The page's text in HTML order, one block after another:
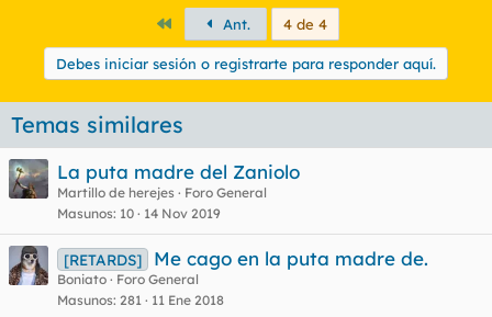
PrimeroAnt. 4 de 4
Debes iniciar sesión o registrarte para responder aquí.
Temas similares
La puta madre del Zaniolo
Martillo de herejes
Foro General
Masunos 10 14 Nov 2019
[RETARDS] Me cago en la puta madre de.
Boniato
Foro General
Masunos 281 11 Ene 2018